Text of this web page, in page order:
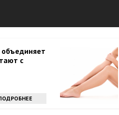
объединяет
с